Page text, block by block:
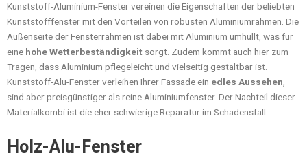
Kunststoff-Aluminium-Fenster vereinen die Eigenschaften der beliebten
Kunststofffenster mit den Vorteilen von robusten Aluminiumrahmen. Die
Außenseite der Fensterrahmen ist dabei mit Aluminium umhüllt, was für
eine hohe Wetterbeständigkeit sorgt. Zudem kommt auch hier zum
Tragen, dass Aluminium pflegeleicht und vielseitig gestaltbar ist.
Kunststoff-Alu-Fenster verleihen Ihrer Fassade ein edles Aussehen,
sind aber preisgünstiger als reine Aluminiumfenster. Der Nachteil dieser
Materialkombi ist die eher schwierige Reparatur im Schadensfall.
Holz-Alu-Fenster